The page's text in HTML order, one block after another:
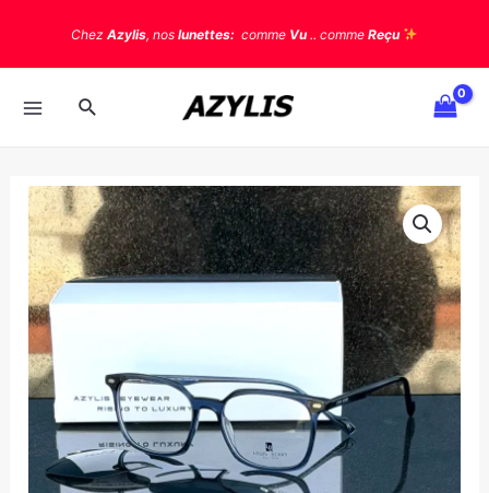
ChezAzylis, noslunettes: comme Vu.. commeReçu